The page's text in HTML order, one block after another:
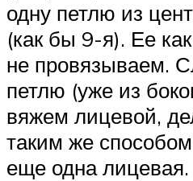
одну петлю из
(как бы 9-я). Ее
не провязываем.
петлю (уже из
вяжем лицевой,
таким же
еще одна лицевая.